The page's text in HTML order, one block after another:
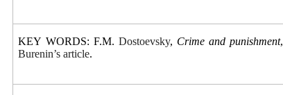
KEY WORDS: F.M. Dostoevsky, Crime and punishment,
Burenin’sаrticle.